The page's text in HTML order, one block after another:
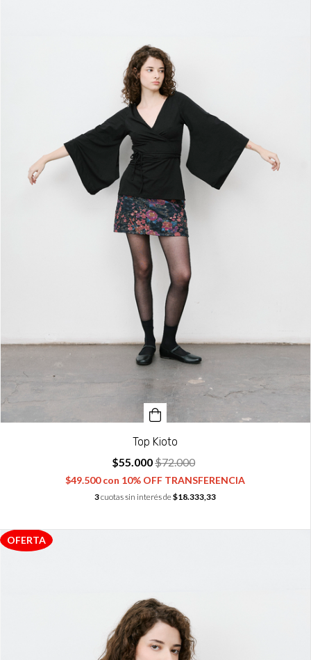
Top Kioto
$55.000$72.000
$49.500con 10% OFF TRANSFERENCIA
3cuotas sin interés de$18.333,33